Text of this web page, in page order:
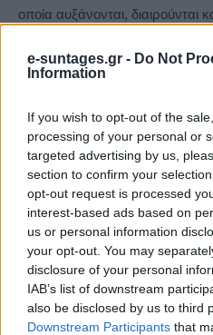
e-suntages.gr - Do Not
Information
If you wish to opt-out of the
processing of your personal or
targeted advertising by us,
section to confirm your
opt-out request is processed
interest-based ads based on
us or personal information
your opt-out. You may
disclosure of your personal
IAB’s list of downstream
also be disclosed by us to third
Downstream Participants that
οποία αυξάνονται, διαιρούνται
διαφέρουν διότι συνεχίζουν να
κακοήθεις.
Γενικά, τα χαρακτηριστικά
ότι:
ανθίστανται στην απόπτωση
πολλαπλασιάζονται
παραγόντων
ανθίστανται σε σήματα που